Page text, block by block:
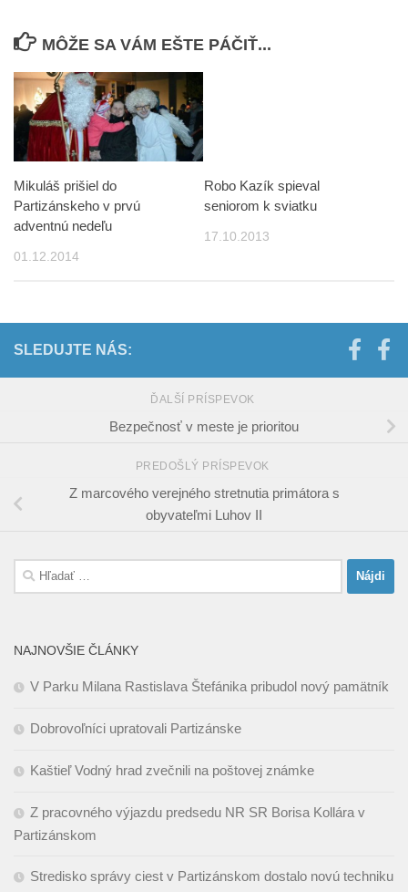
MÔŽE SA VÁM EŠTE PÁČIŤ...
Mikuláš prišiel do
Partizánskeho v prvú
adventnú nedeľu
01.12.2014
Robo Kazík spieval
seniorom k sviatku
17.10.2013
SLEDUJTE NÁS:
ĎALŠÍ PRÍSPEVOK
Bezpečnosť v meste je prioritou
PREDOŠLÝ PRÍSPEVOK
Z marcového verejného stretnutia primátora s
obyvateľmi Luhov II
Hľadať:
NAJNOVŠIE ČLÁNKY
V Parku Milana Rastislava Štefánika pribudol nový pamätník
Dobrovoľníci upratovali Partizánske
Kaštieľ Vodný hrad zvečnili na poštovej známke
Z pracovného výjazdu predsedu NR SR Borisa Kollára v
Partizánskom
Stredisko správy ciest v Partizánskom dostalo novú techniku